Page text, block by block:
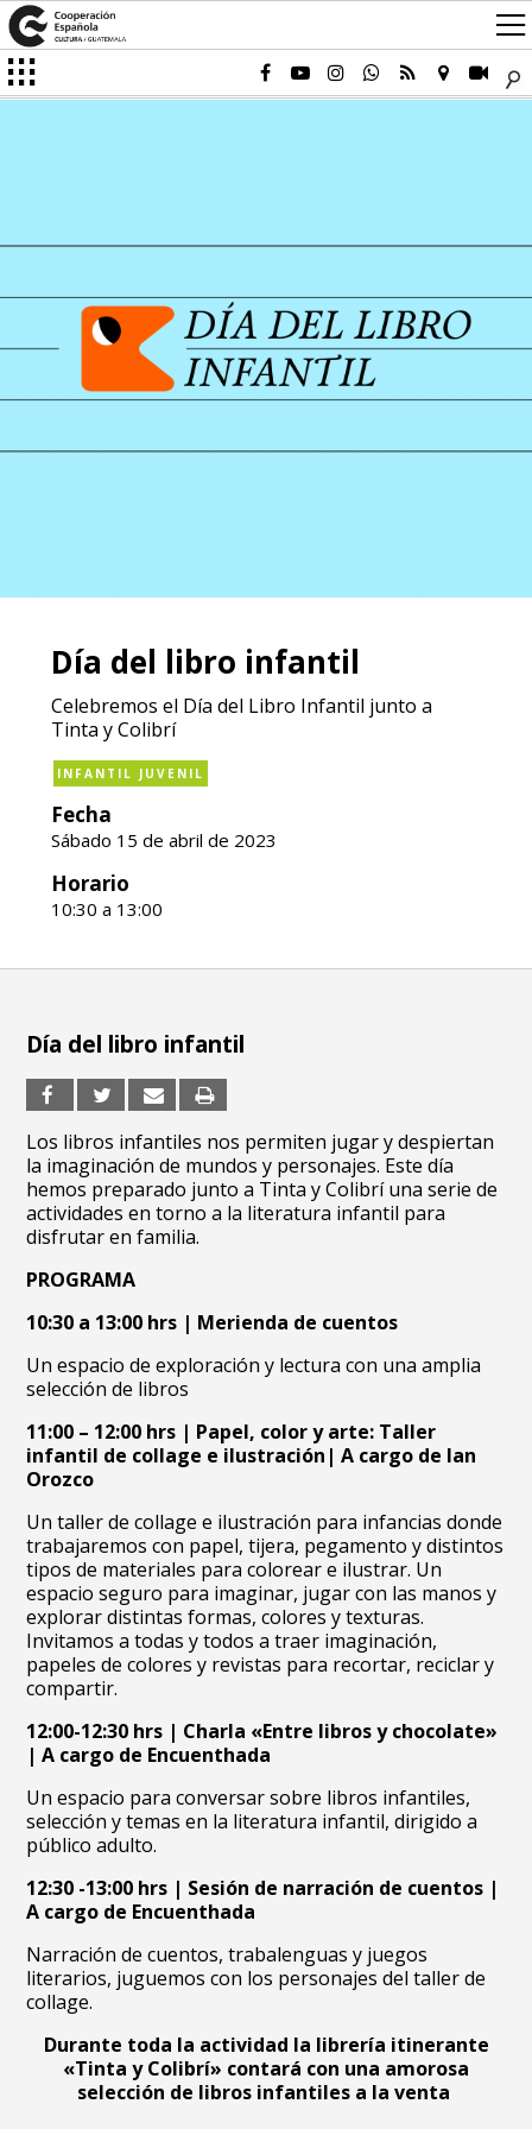
Día del libro infantil
Celebremos el Día del Libro Infantil junto a
Tinta y Colibrí
INFANTIL JUVENIL
Fecha
Sábado 15 de abril de 2023
Horario
10:30 a 13:00
Día del libro infantil
Los libros infantiles nos permiten jugar y despiertan
la imaginación de mundos y personajes. Este día
hemos preparado junto a Tinta y Colibrí una serie de
actividades en torno a la literatura infantil para
disfrutar en familia.
PROGRAMA
10:30 a 13:00 hrs | Merienda de cuentos
Un espacio de exploración y lectura con una amplia
selección de libros
11:00 – 12:00 hrs | Papel, color y arte: Taller
infantil de collage e ilustración| A cargo de Ian
Orozco
Un taller de collage e ilustración para infancias donde
trabajaremos con papel, tijera, pegamento y distintos
tipos de materiales para colorear e ilustrar. Un
espacio seguro para imaginar, jugar con las manos y
explorar distintas formas, colores y texturas.
Invitamos a todas y todos a traer imaginación,
papeles de colores y revistas para recortar, reciclar y
compartir.
12:00-12:30 hrs | Charla «Entre libros y chocolate»
| A cargo de Encuenthada
Un espacio para conversar sobre libros infantiles,
selección y temas en la literatura infantil, dirigido a
público adulto.
12:30 -13:00 hrs | Sesión de narración de cuentos |
A cargo de Encuenthada
Narración de cuentos, trabalenguas y juegos
literarios, juguemos con los personajes del taller de
collage.
Durante toda la actividad la librería itinerante
«Tinta y Colibrí» contará con una amorosa
selección de libros infantiles a la venta